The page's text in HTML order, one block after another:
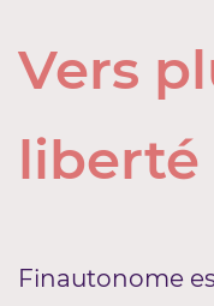
Vers
liberté
Finautonome